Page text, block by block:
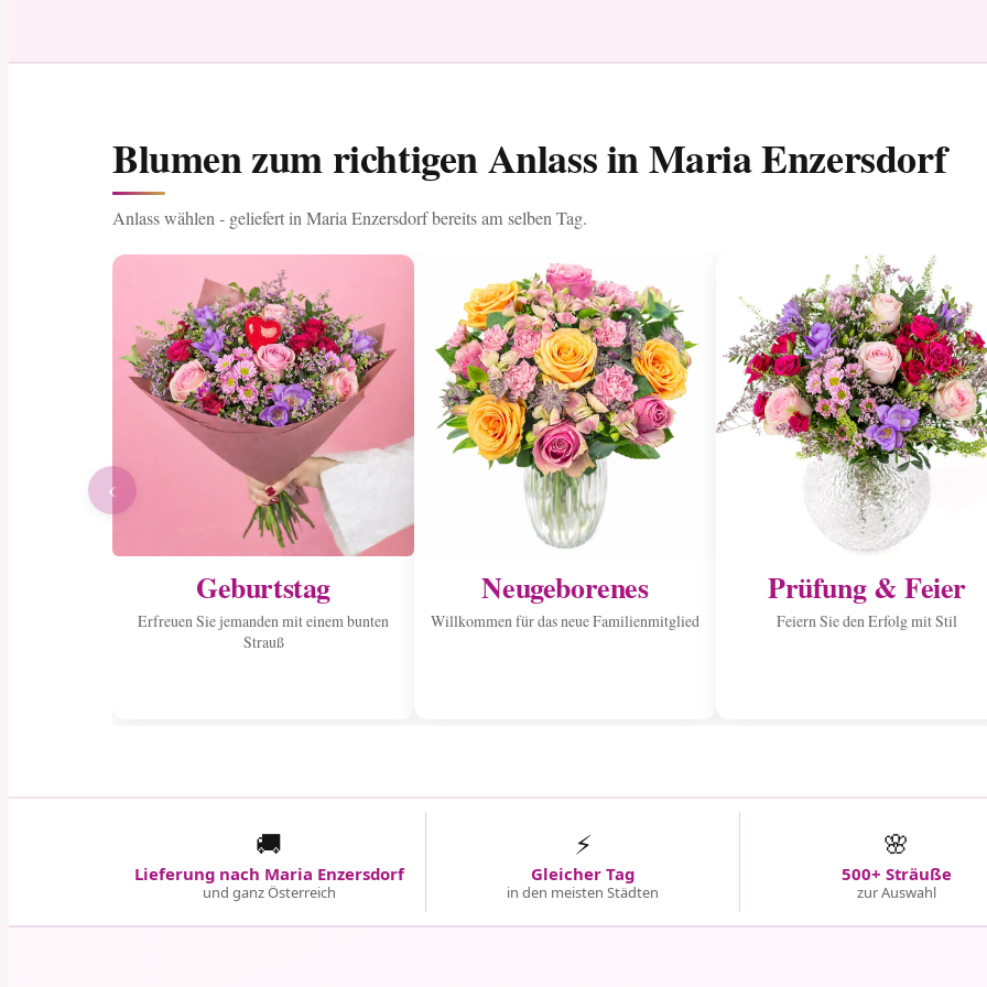
Blumen zum richtigen Anlass in Maria Enzersdorf
Anlass wählen - geliefert in Maria Enzersdorf bereits am selben Tag.
Geburtstag
Erfreuen Sie jemanden mit einem bunten
Strauß
Neugeborenes
Willkommen für das neue Familienmitglied
Prüfung & Feier
Feiern Sie den Erfolg mit Stil
‹
🚚
Lieferung nach Maria Enzersdorf
und ganz Österreich
⚡
Gleicher Tag
in den meisten Städten
🌸
500+ Sträuße
zur Auswahl